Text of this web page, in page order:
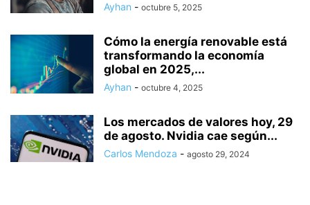
Ayhan - octubre 5, 2025
Cómo la energía renovable está
transformando la economía
global en 2025,...
Ayhan - octubre 4, 2025
Los mercados de valores hoy, 29
de agosto. Nvidia cae según...
Carlos Mendoza - agosto 29, 2024